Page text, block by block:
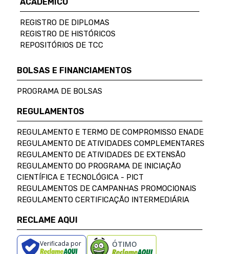
REGISTRO DE DIPLOMAS
REGISTRO DE HISTÓRICOS
REPOSITÓRIOS DE TCC
BOLSAS E FINANCIAMENTOS
PROGRAMA DE BOLSAS
REGULAMENTOS
REGULAMENTO E TERMO DE COMPROMISSO ENADE
REGULAMENTO DE ATIVIDADES COMPLEMENTARES
REGULAMENTO DE ATIVIDADES DE EXTENSÃO
REGULAMENTO DO PROGRAMA DE INICIAÇÃO
CIENTÍFICA E TECNOLÓGICA - PICT
REGULAMENTOS DE CAMPANHAS PROMOCIONAIS
REGULAMENTO CERTIFICAÇÃO INTERMEDIÁRIA
RECLAME AQUI
Verificada por ÓTIMO